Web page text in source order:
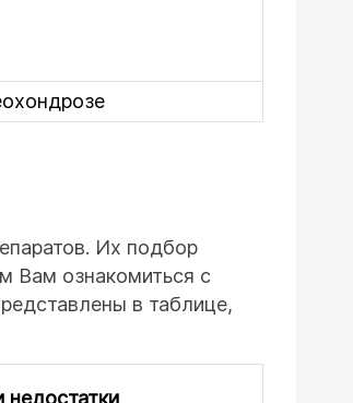
Их подбор
Вам ознакомиться с
в таблице,